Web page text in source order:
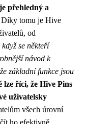
přehledný a
Díky tomu je Hive
od
když se někteří
návod k
základní funkce jsou
lze říci, že Hive Pins
uživatelsky
všech úrovní
ho efektivně